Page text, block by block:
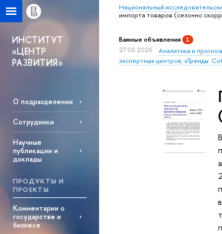
Национальный
импорта товаров (сезонно
ИНСТИТУТ
«ЦЕНТР
РАЗВИТИЯ»
О подразделении
Сотрудники
Научные
публикации и
доклады
ПРОДУКТЫ И
ПРОЕКТЫ
Комментарии о
государстве и
бизнесе
Важные объявления 1
27.05.2026
Аналитика и
экспертных центров; «Тренды.